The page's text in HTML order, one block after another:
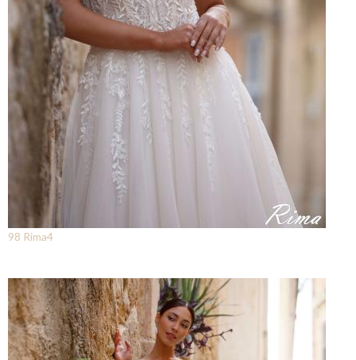
98 Rima4